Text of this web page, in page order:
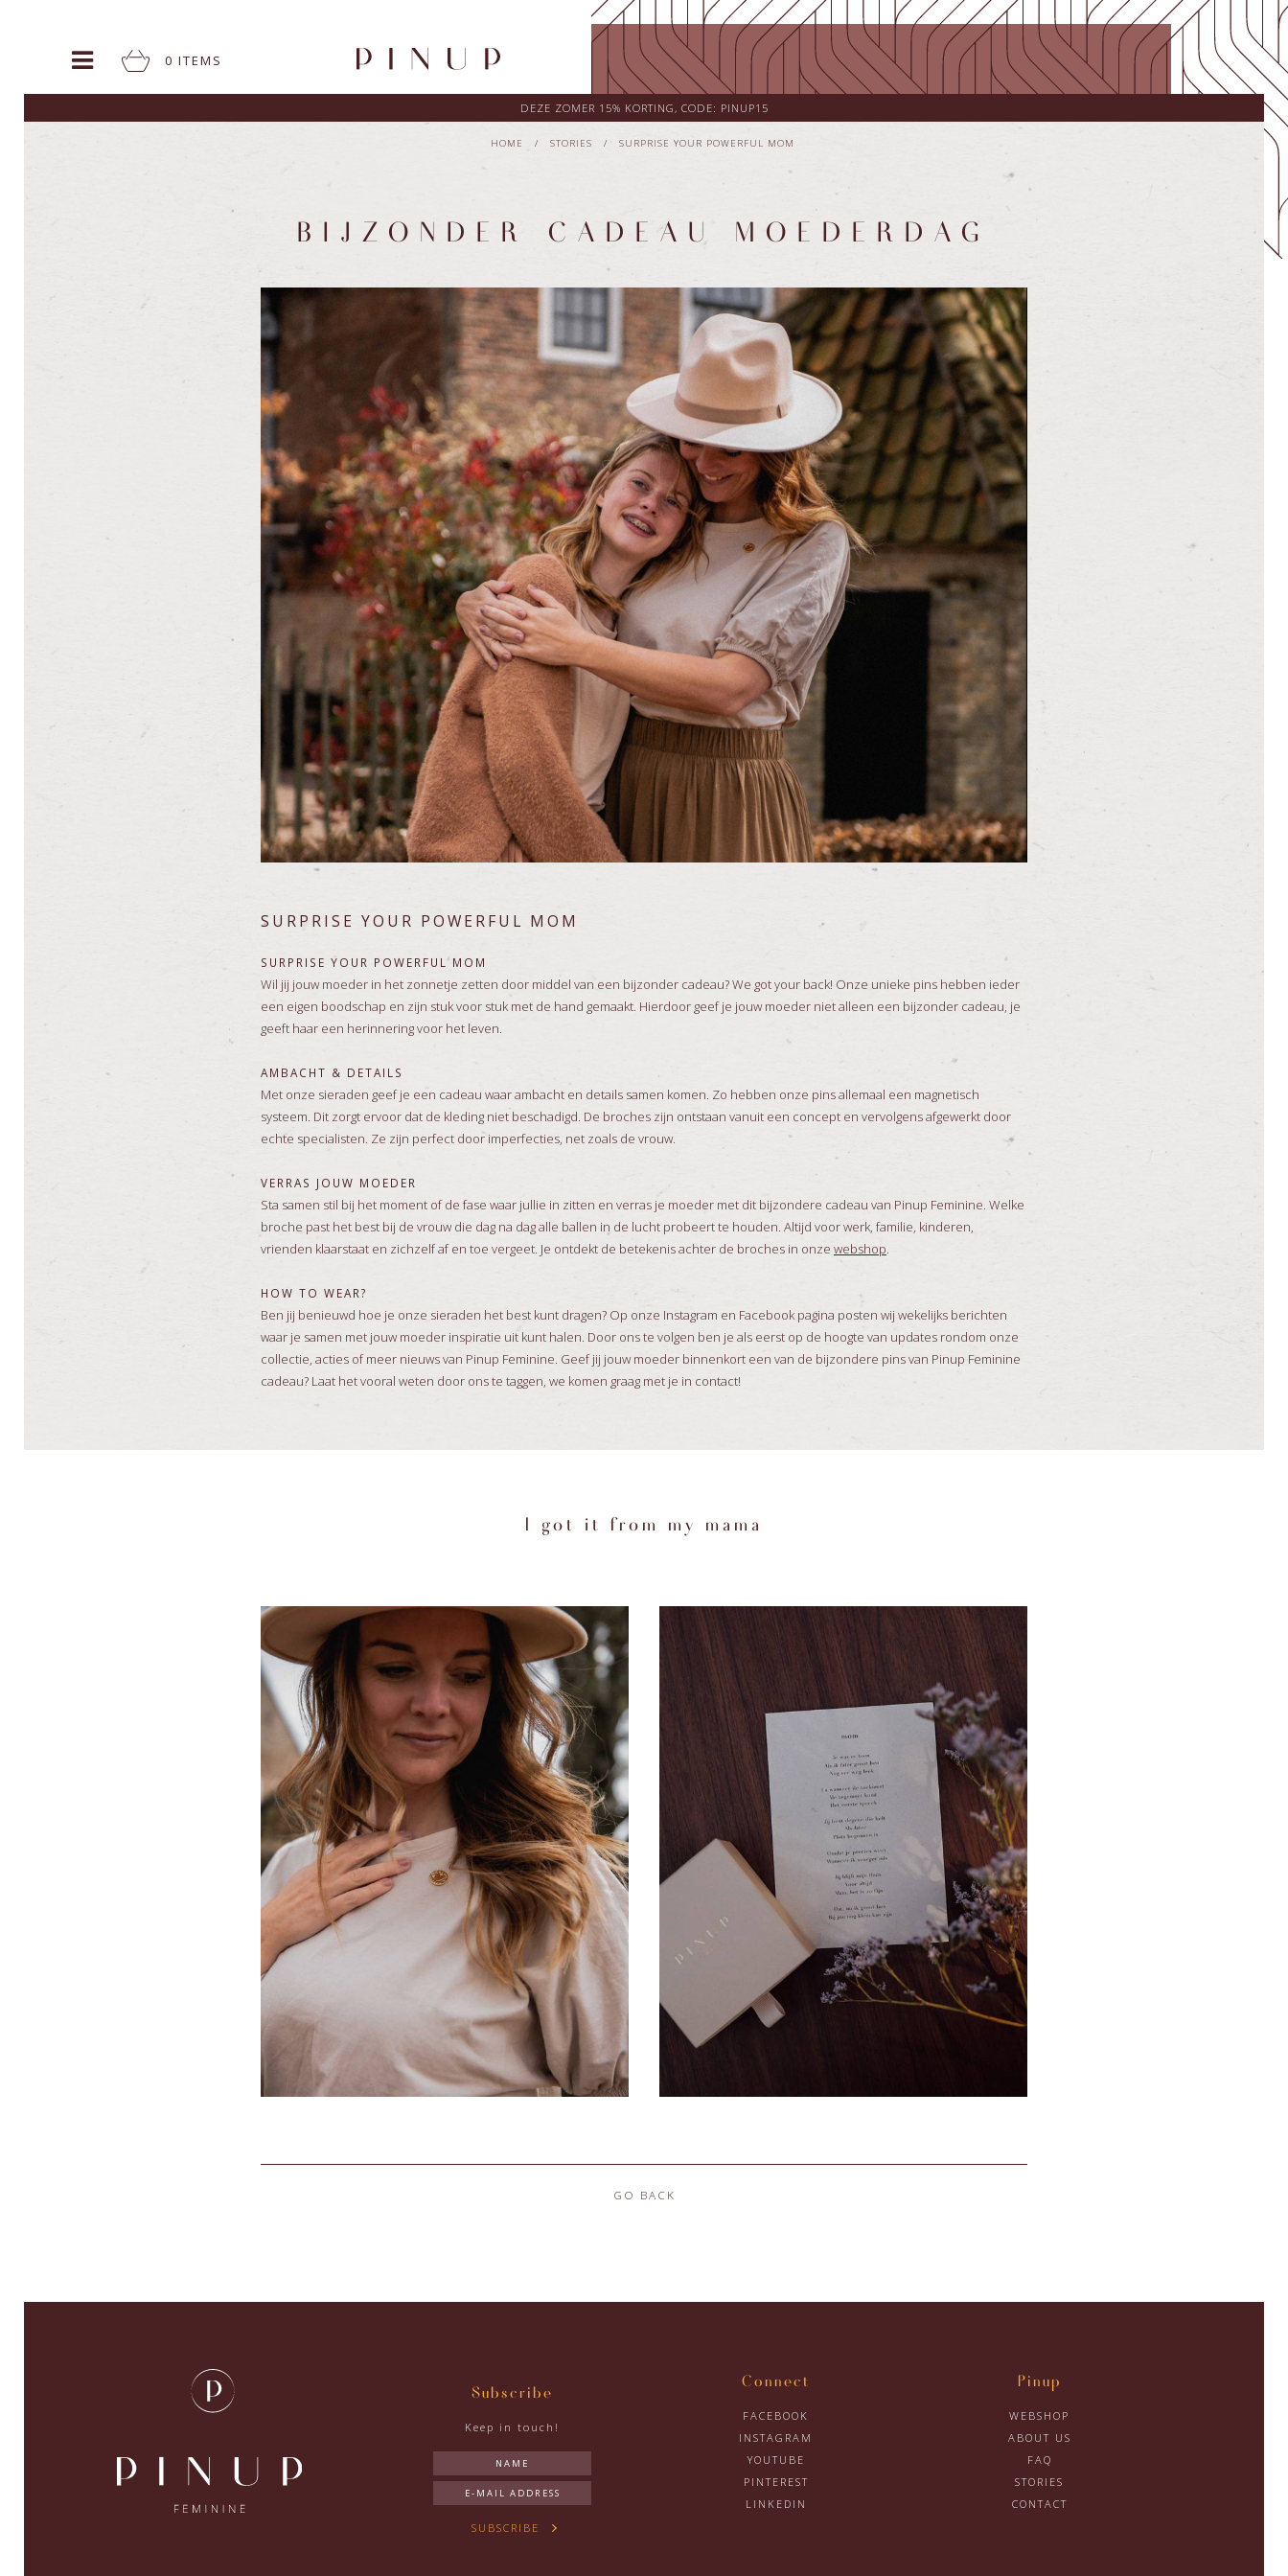
0 ITEM S
DEZE ZOMER 15% KORTING, CODE: PINUP15
HOME / STORIES / SURPRISE YOUR POWERFUL MOM
BIJZONDER CADEAU MOEDERDAG
SURPRISE YOUR POWERFUL MOM
SURPRISE YOUR POWERFUL MOM
Wil jij jouw moeder in het zonnetje zetten door middel van een bijzonder cadeau? We got your back! Onze unieke pins hebben ieder
een eigen boodschap en zijn stuk voor stuk met de hand gemaakt. Hierdoor geef je jouw moeder niet alleen een bijzonder cadeau, je
geeft haar een herinnering voor het leven.
AMBACHT & DETAILS
Met onze sieraden geef je een cadeau waar ambacht en details samen komen. Zo hebben onze pins allemaal een magnetisch
systeem. Dit zorgt ervoor dat de kleding niet beschadigd. De broches zijn ontstaan vanuit een concept en vervolgens afgewerkt door
echte specialisten. Ze zijn perfect door imperfecties, net zoals de vrouw.
VERRAS JOUW MOEDER
Sta samen stil bij het moment of de fase waar jullie in zitten en verras je moeder met dit bijzondere cadeau van Pinup Feminine. Welke
broche past het best bij de vrouw die dag na dag alle ballen in de lucht probeert te houden. Altijd voor werk, familie, kinderen,
vrienden klaarstaat en zichzelf af en toe vergeet. Je ontdekt de betekenis achter de broches in onze webshop.
HOW TO WEAR?
Ben jij benieuwd hoe je onze sieraden het best kunt dragen? Op onze Instagram en Facebook pagina posten wij wekelijks berichten
waar je samen met jouw moeder inspiratie uit kunt halen. Door ons te volgen ben je als eerst op de hoogte van updates rondom onze
collectie, acties of meer nieuws van Pinup Feminine. Geef jij jouw moeder binnenkort een van de bijzondere pins van Pinup Feminine
cadeau? Laat het vooral weten door ons te taggen, we komen graag met je in contact!
I got it from my mama
GO BACK
Subscribe
Keep in touch!
SUBSCRIBE
Connect
FACEBOOK
INSTAGRAM
YOUTUBE
PINTEREST
LINKEDIN
Pinup
WEBSHOP
ABOUT US
FAQ
STORIES
CONTACT